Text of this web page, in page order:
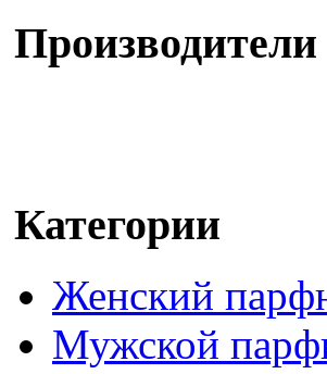
Производители
Категории
Женский
Мужской